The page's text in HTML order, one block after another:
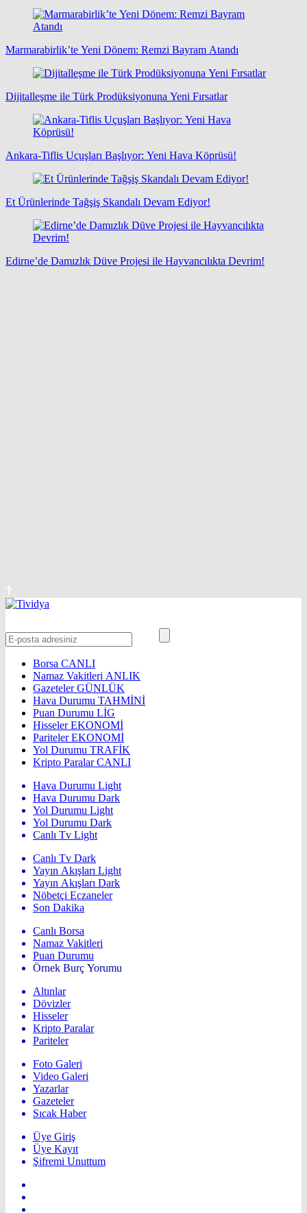
Marmarabirlik’te Yeni Dönem: Remzi Bayram Atandı
Dijitalleşme ile Türk Prodüksiyonuna Yeni Fırsatlar
Ankara-Tiflis Uçuşları Başlıyor: Yeni Hava Köprüsü!
Et Ürünlerinde Tağşiş Skandalı Devam Ediyor!
Edirne’de Damızlık Düve Projesi ile Hayvancılıkta Devrim!
Borsa CANLI
Namaz Vakitleri ANLIK
GazetelerGÜNLÜK
Hava Durumu TAHMİNİ
Puan Durumu LİG
HisselerEKONOMİ
ParitelerEKONOMİ
Yol Durumu TRAFİK
Kripto ParalarCANLI
Hava Durumu Light
Hava Durumu Dark
Yol Durumu Light
Yol Durumu Dark
Canlı Tv Light
Canlı Tv Dark
Yayın Akışları Light
Yayın Akışları Dark
Nöbetçi Eczaneler
Son Dakika
Canlı Borsa
Namaz Vakitleri
Puan Durumu
Örnek Burç Yorumu
Altınlar
Dövizler
Hisseler
Kripto Paralar
Pariteler
Foto Galeri
Video Galeri
Yazarlar
Gazeteler
Sıcak Haber
Üye Giriş
Üye Kayıt
Şifremi Unuttum